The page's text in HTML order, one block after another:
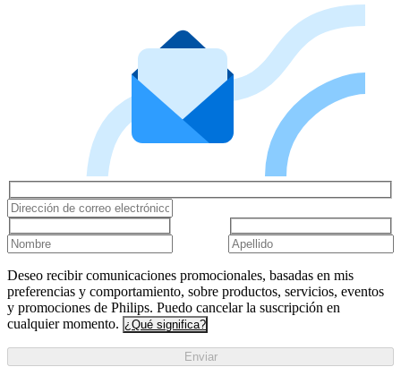
Deseo recibir comunicaciones promocionales, basadas en mis
preferencias y comportamiento, sobre productos, servicios, eventos
y promociones de Philips. Puedo cancelar la suscripción en
cualquier momento. ¿Qué significa?
Enviar